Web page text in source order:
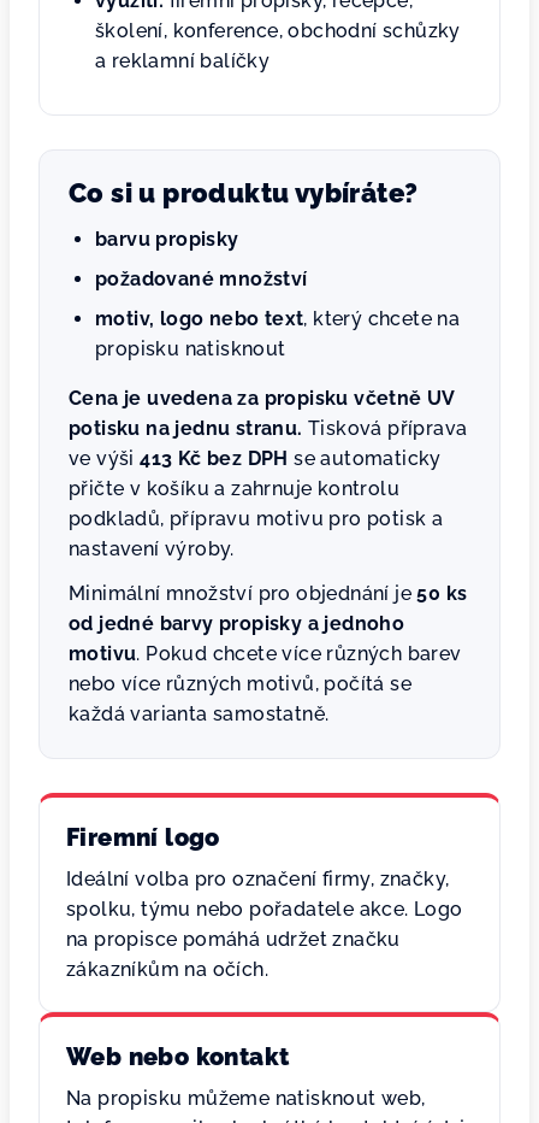
školení, konference, obchodní schůzky
a reklamní balíčky
Co si u produktu vybíráte?
barvu propisky
požadované množství
motiv, logo nebo text, který chcete na
propisku natisknout
Cena je uvedena za propisku včetně UV
potisku na jednu stranu. Tisková příprava
ve výši413 Kč bez DPH se automaticky
přičte v košíku a zahrnuje kontrolu
podkladů, přípravu motivu pro potisk a
nastavení výroby.
Minimální množství pro objednání je50 ks
od jedné barvy propisky a jednoho
motivu. Pokud chcete více různých barev
nebo více různých motivů, počítá se
každá varianta samostatně.
Firemní logo
Ideální volba pro označení firmy, značky,
spolku, týmu nebo pořadatele akce. Logo
na propisce pomáhá udržet značku
zákazníkům na očích.
Web nebo kontakt
Na propisku můžeme natisknout web,